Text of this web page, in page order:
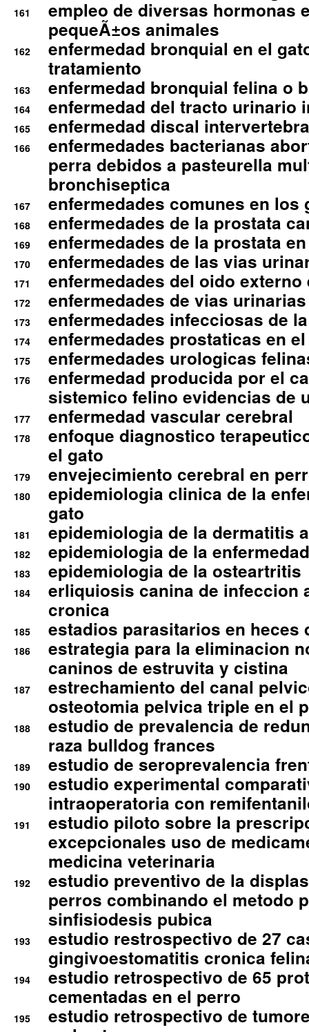
161
empleo de diversas hormonas
pequeÃ±os animales
162
enfermedad bronquial en el
tratamiento
163 enfermedad bronquial felina o
164 enfermedad del tracto urinario
165 enfermedad discal
166
enfermedades bacterianas
perra debidos a pasteurella
bronchiseptica
167 enfermedades comunes en los
168 enfermedades de la prostata
169 enfermedades de la prostata
170 enfermedades de las vias
171 enfermedades del oido
172 enfermedades de vias
173 enfermedades infecciosas de
174 enfermedades prostaticas en
175 enfermedades urologicas
176
enfermedad producida por el
sistemico felino evidencias de
177 enfermedad vascular cerebral
178
enfoque diagnostico
el gato
179 envejecimiento cerebral en
180
epidemiologia clinica de la
gato
181 epidemiologia de la dermatitis
182 epidemiologia de la
183 epidemiologia de la osteartritis
184
erliquiosis canina de infeccion
cronica
185 estadios parasitarios en heces
186
estrategia para la eliminacion
caninos de estruvita y cistina
187
estrechamiento del canal
osteotomia pelvica triple en el
188
estudio de prevalencia de
raza bulldog frances
189 estudio de seroprevalencia
190
estudio experimental
intraoperatoria con
191
estudio piloto sobre la
excepcionales uso de
medicina veterinaria
192
estudio preventivo de la
perros combinando el metodo
sinfisiodesis pubica
193
estudio restrospectivo de 27
gingivoestomatitis cronica
194
estudio retrospectivo de 65
cementadas en el perro
195
estudio retrospectivo de